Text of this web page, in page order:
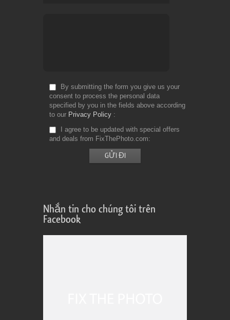
By submitting the form you give us your
consent to process the personal data
specified by you in the fields above according
to our Privacy Policy
I agree to be updated with special offers
and deals from FixThePhoto.com
Nhắn tin cho chúng tôi trên
Facebook